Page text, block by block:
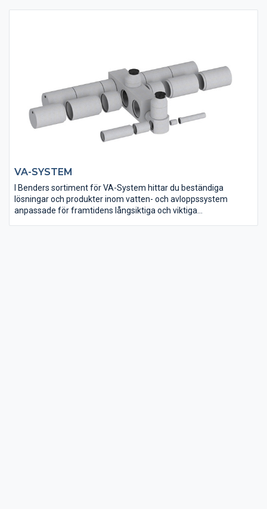
VA-SYSTEM
I Benders sortiment för VA-System hittar du beständiga
lösningar och produkter inom vatten- och avloppssystem
anpassade för framtidens långsiktiga och viktiga